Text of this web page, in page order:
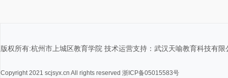
版权所有:杭州市上城区教育学院 技术运营支持：武汉天喻教育科技有限
Copyright 2021 scjsyx.cn All rights reserved 浙ICP备05015583号